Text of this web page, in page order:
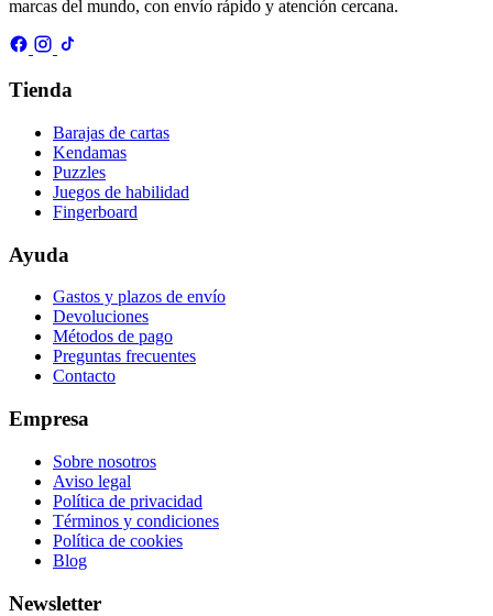
marcas del mundo, con envío rápido y atención cercana.
Tienda
Barajas de cartas
Kendamas
Puzzles
Juegos de habilidad
Fingerboard
Ayuda
Gastos y plazos de envío
Devoluciones
Métodos de pago
Preguntas frecuentes
Contacto
Empresa
Sobre nosotros
Aviso legal
Política de privacidad
Términos y condiciones
Política de cookies
Blog
Newsletter